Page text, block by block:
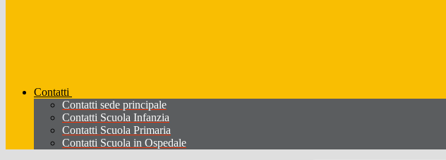
Contatti
Contatti sede principale
Contatti Scuola Infanzia
Contatti Scuola Primaria
Contatti Scuola in Ospedale